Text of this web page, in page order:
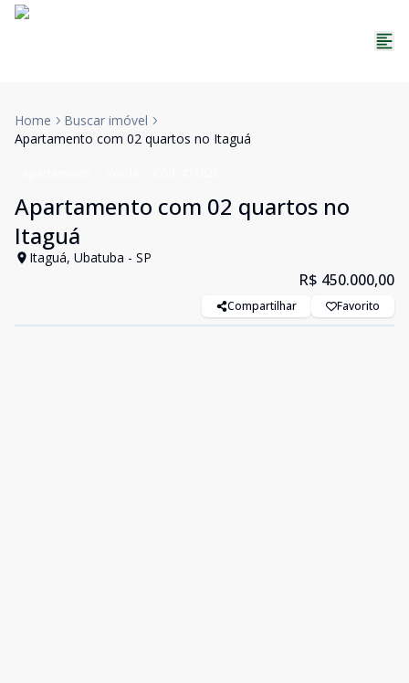
Home
Buscar imóvel
Apartamento com 02 quartos no Itaguá
Apartamento com 02 quartos no
Itaguá
Itaguá, Ubatuba - SP
R$ 450.000,00
Compartilhar Favorito